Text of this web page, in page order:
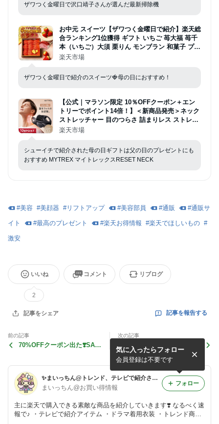
ザワつく金曜日で沢口靖子さんが選んだ最新掃除機
お中元 スイーツ【ザワつく金曜日で紹介】楽天総
合ランキング1位獲得 ギフト いちご 苺大福 苺千
本（いちご）大須 栗りん モンブラン 和菓子 プレ
ゼント いちご大福 贈り物 SNS映え 手土産 TV
楽天市場
ザワつく金曜日で紹介のスイーツ🍓母の日におすすめ！
【公式｜マラソン限定 10％OFFクーポン＋エン
トリーでポイント14倍！】＜新商品発売＞ネック
ストレッチャー 目のつらさ 詰まりレス ストレー
トネック【 温熱 × EMS × 強牽引 】ネックマッサ
ECK 首マッサージ 寝ながら ストレッチ
楽天市場
シューイチで紹介された母の日ギフトは父の日のプレゼントにも
おすすめ MYTREX マイトレックスRESET NECK
#美容 #美顔器 #リフトアップ #美容部員 #通販 #通販サ
イト #最高のプレゼント #楽天お得情報 #楽天でほしいもの #
激安
いいね
2
コメント リブログ
記事をシェア 記事を報告する
前の記事
70%OFFクーポン出た❣️SAIS
次の記事
発表！2022年度ふるさと納
税の寄付額ランキング上位自
治体❣️
✨まいっちん@トレンド、テレビで紹介された商品、ドラマ衣装などお買い得情報✨
まいっちん@お買い得情報
主に楽天で購入できる素敵な商品を紹介していきます❣️ なるべく速
報で♪ ・テレビで紹介アイテム ・ドラマ着用衣装 ・トレンド商品
気に入ったらフォロー
会員登録は不要です
フォロー